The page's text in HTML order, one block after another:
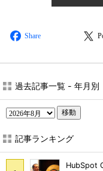
Share
過去記事一覧 - 年月別
移動
記事ランキング
HubSpot